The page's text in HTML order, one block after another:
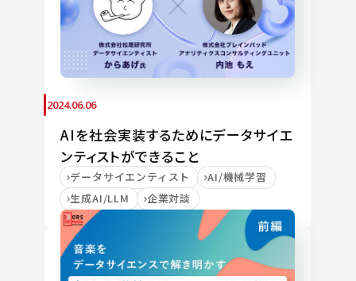
2024.06.06
AIを社会実装するためにデータサイエ
ンティストができること
データサイエンティスト
AI/機械学習
生成AI/LLM
企業対談